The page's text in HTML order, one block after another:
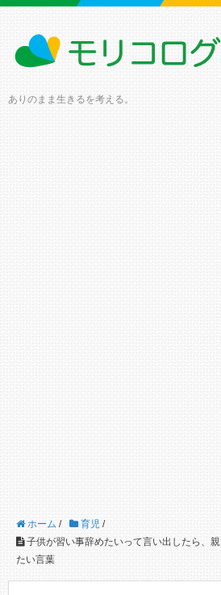
ありのまま生きるを考える。
ホーム / 育児 /
子供が習い事辞めたいって言い出したら、
たい言葉